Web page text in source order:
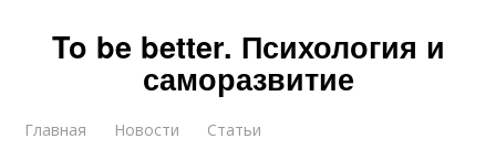
To be better. Психология и
саморазвитие
Главная Новости Статьи